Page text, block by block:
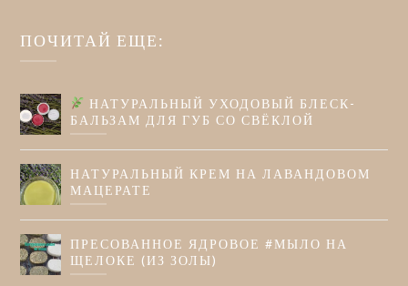
ПОЧИТАЙ ЕЩЕ:
НАТУРАЛЬНЫЙ УХОДОВЫЙ БЛЕСК-
БАЛЬЗАМ ДЛЯ ГУБ СО СВЁКЛОЙ
НАТУРАЛЬНЫЙ КРЕМ НА ЛАВАНДОВОМ
МАЦЕРАТЕ
ПРЕСОВАННОЕ ЯДРОВОЕ #МЫЛО НА
ЩЕЛОКЕ (ИЗ ЗОЛЫ)